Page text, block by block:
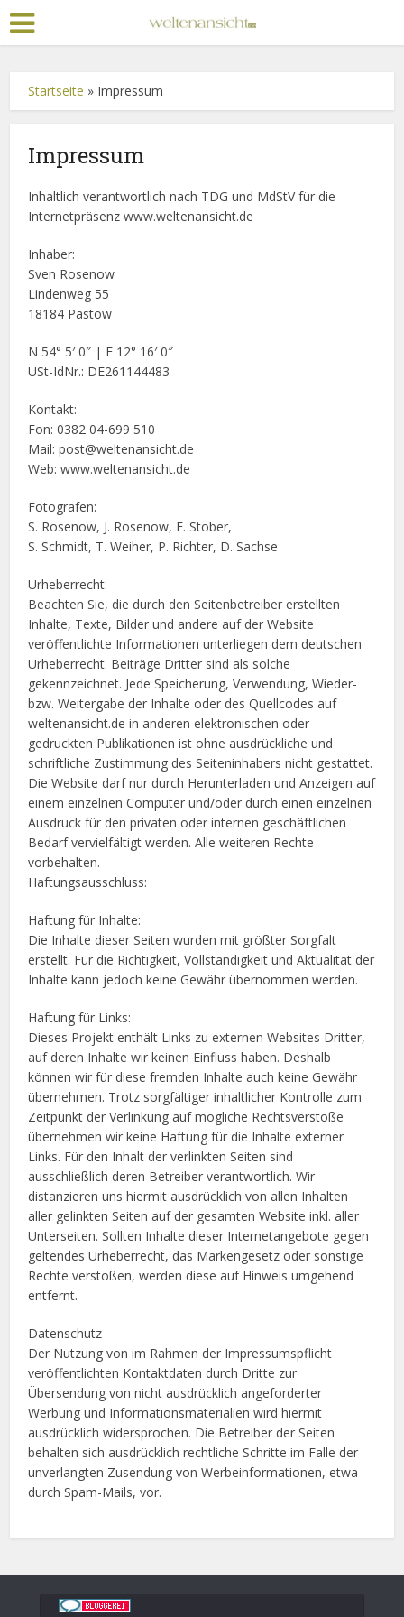
Startseite » Impressum
Impressum
Inhaltlich verantwortlich nach TDG und MdStV für die
Internetpräsenz www.weltenansicht.de
Inhaber:
Sven Rosenow
Lindenweg 55
18184 Pastow
N 54° 5′ 0″ | E 12° 16′ 0″
USt-IdNr.: DE261144483
Kontakt:
Fon: 0382 04-699 510
Mail: post@weltenansicht.de
Web: www.weltenansicht.de
Fotografen:
S. Rosenow, J. Rosenow, F. Stober,
S. Schmidt, T. Weiher, P. Richter, D. Sachse
Urheberrecht:
Beachten Sie, die durch den Seitenbetreiber erstellten
Inhalte, Texte, Bilder und andere auf der Website
veröffentlichte Informationen unterliegen dem deutschen
Urheberrecht. Beiträge Dritter sind als solche
gekennzeichnet. Jede Speicherung, Verwendung, Wieder-
bzw. Weitergabe der Inhalte oder des Quellcodes auf
weltenansicht.de in anderen elektronischen oder
gedruckten Publikationen ist ohne ausdrückliche und
schriftliche Zustimmung des Seiteninhabers nicht gestattet.
Die Website darf nur durch Herunterladen und Anzeigen auf
einem einzelnen Computer und/oder durch einen einzelnen
Ausdruck für den privaten oder internen geschäftlichen
Bedarf vervielfältigt werden. Alle weiteren Rechte
vorbehalten.
Haftungsausschluss:
Haftung für Inhalte:
Die Inhalte dieser Seiten wurden mit größter Sorgfalt
erstellt. Für die Richtigkeit, Vollständigkeit und Aktualität der
Inhalte kann jedoch keine Gewähr übernommen werden.
Haftung für Links:
Dieses Projekt enthält Links zu externen Websites Dritter,
auf deren Inhalte wir keinen Einfluss haben. Deshalb
können wir für diese fremden Inhalte auch keine Gewähr
übernehmen. Trotz sorgfältiger inhaltlicher Kontrolle zum
Zeitpunkt der Verlinkung auf mögliche Rechtsverstöße
übernehmen wir keine Haftung für die Inhalte externer
Links. Für den Inhalt der verlinkten Seiten sind
ausschließlich deren Betreiber verantwortlich. Wir
distanzieren uns hiermit ausdrücklich von allen Inhalten
aller gelinkten Seiten auf der gesamten Website inkl. aller
Unterseiten. Sollten Inhalte dieser Internetangebote gegen
geltendes Urheberrecht, das Markengesetz oder sonstige
Rechte verstoßen, werden diese auf Hinweis umgehend
entfernt.
Datenschutz
Der Nutzung von im Rahmen der Impressumspflicht
veröffentlichten Kontaktdaten durch Dritte zur
Übersendung von nicht ausdrücklich angeforderter
Werbung und Informationsmaterialien wird hiermit
ausdrücklich widersprochen. Die Betreiber der Seiten
behalten sich ausdrücklich rechtliche Schritte im Falle der
unverlangten Zusendung von Werbeinformationen, etwa
durch Spam-Mails, vor.